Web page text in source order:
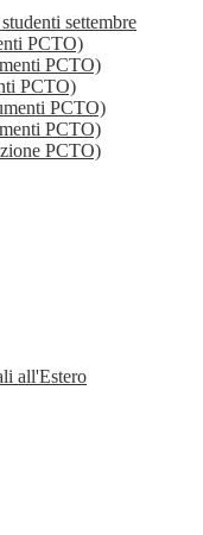
settembre
PCTO)
PCTO)
PCTO)
PCTO)
PCTO)
PCTO)
all'Estero